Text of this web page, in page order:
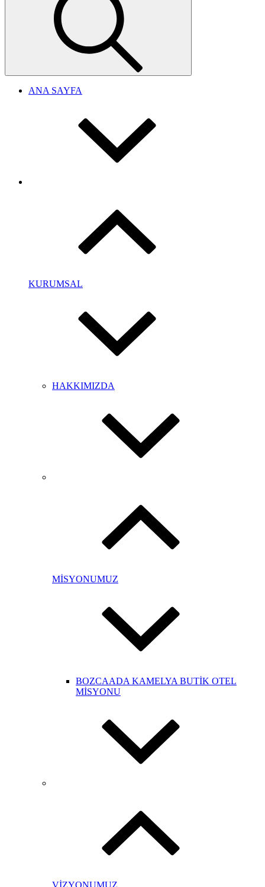
ANA SAYFA
KURUMSAL
HAKKIMIZDA
MİSYONUMUZ
BOZCAADA KAMELYA BUTİK OTEL
MİSYONU
VİZYONUMUZ